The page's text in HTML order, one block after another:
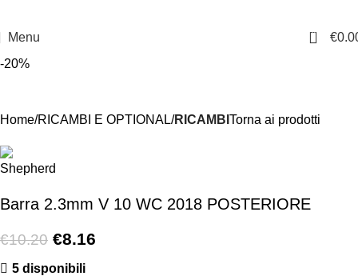
Menu 0 €
-20%
Home RICAMBI E OPTIONAL RICAMBI Torna ai prodotti
Barra 2.3mm V 10 WC 2018 POSTERIORE
€10.20 €8.16
5 disponibili